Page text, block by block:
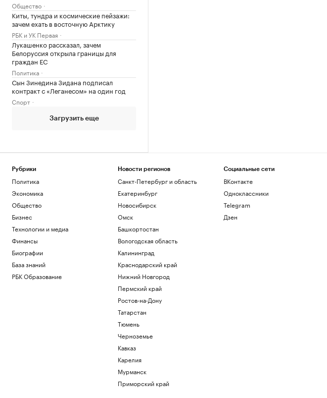
Общество
Киты, тундра и космические пейзажи:
зачем ехать в восточную Арктику
РБК и УК Первая
Лукашенко рассказал, зачем
Белоруссия открыла границы для
граждан ЕС
Политика
Сын Зинедина Зидана подписал
контракт с «Леганесом» на один год
Спорт
Загрузить еще
Рубрики
Политика
Экономика
Общество
Бизнес
Технологии и медиа
Финансы
Биографии
База знаний
РБК Образование
Новости регионов
Санкт-Петербург и область
Екатеринбург
Новосибирск
Омск
Башкортостан
Вологодская область
Калининград
Краснодарский край
Нижний Новгород
Пермский край
Ростов-на-Дону
Татарстан
Тюмень
Черноземье
Кавказ
Карелия
Мурманск
Приморский край
Социальные сети
ВКонтакте
Одноклассники
Telegram
Дзен